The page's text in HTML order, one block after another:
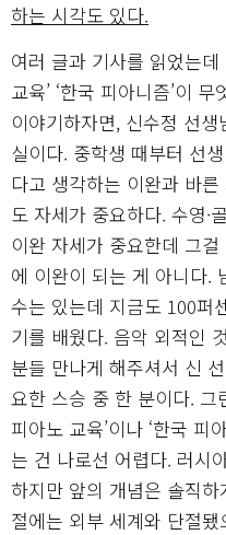
하는 시각도 있다.
여러 글과 기사를 읽었는
교육’ ‘한국 피아니즘’이
이야기하자면, 신수정 선
실이다. 중학생 때부터 선
다고 생각하는 이완과 바
도 자세가 중요하다. 수영·
이완 자세가 중요한데 그
에 이완이 되는 게 아니다.
수는 있는데 지금도 100퍼
기를 배웠다. 음악 외적인
분들 만나게 해주셔서 신
요한 스승 중 한 분이다. 그
피아노 교육’이나 ‘한국 피
는 건 나로선 어렵다. 러시
하지만 앞의 개념은 솔직
절에는 외부 세계와 단절